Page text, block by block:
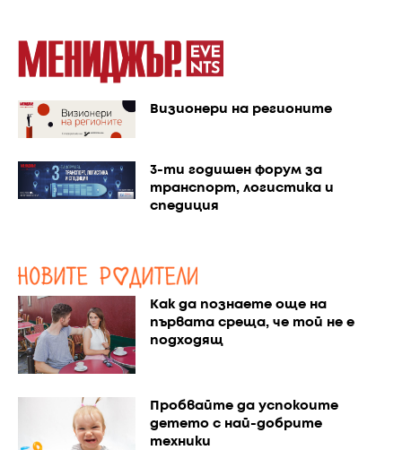
Визионери на регионите
3-ти годишен форум за
транспорт, логистика и
спедиция
Как да познаете още на
първата среща, че той не е
подходящ
Пробвайте да успокоите
детето с най-добрите
техники